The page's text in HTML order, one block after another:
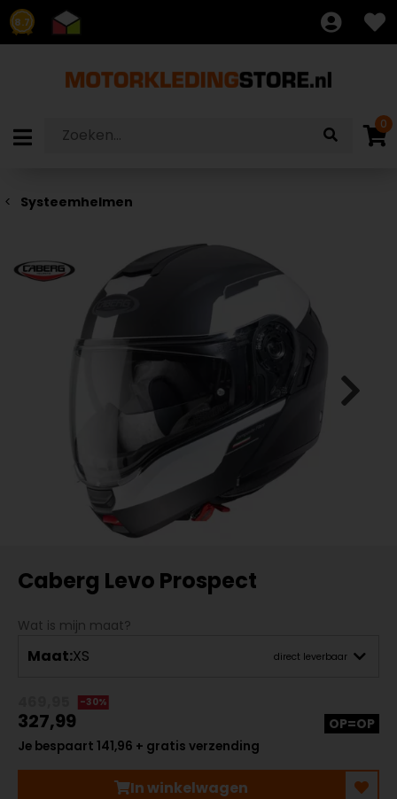
8.7
0
Systeemhelmen
Caberg Levo Prospect
Wat is mijn maat?
Maat:XS direct leverbaar
-30%
327,99
Je bespaart 141,96 + gratis verzending
OP=OP
In winkelwagen